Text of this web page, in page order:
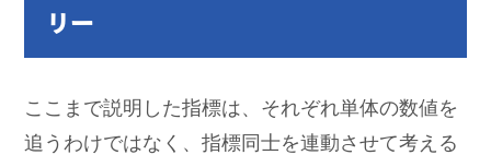
リー
ここまで説明した指標は、それぞれ単体の数値を
追うわけではなく、指標同士を連動させて考える